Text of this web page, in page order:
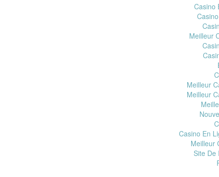
Casino
Meilleur
Meilleur
Meilleur
Casino En
Meilleur
Site De